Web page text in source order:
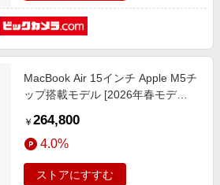
MacBook Air 15インチ Apple M5チ
ップ搭載モデル [2026年春モデ
CPUと10コアGPU] ミッドナイト
MDVH4J/A
￥ 264,800
4.0%
ストアにすすむ